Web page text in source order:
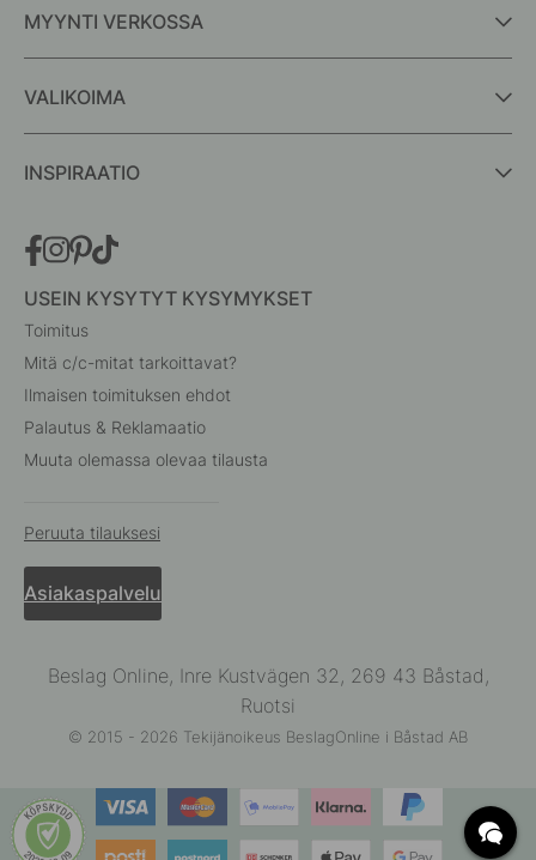
MYYNTI VERKOSSA
VALIKOIMA
INSPIRAATIO
USEIN KYSYTYT KYSYMYKSET
Toimitus
Mitä c/c-mitat tarkoittavat?
Ilmaisen toimituksen ehdot
Palautus & Reklamaatio
Muuta olemassa olevaa tilausta
Peruuta tilauksesi
Asiakaspalvelu
Beslag Online, Inre Kustvägen 32, 269 43 Båstad,
Ruotsi
© 2015 - 2026 Tekijänoikeus BeslagOnline i Båstad AB